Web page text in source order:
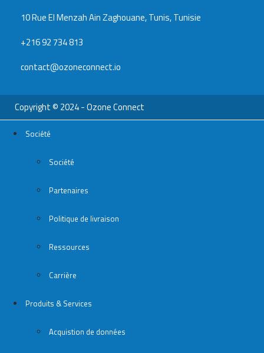
10 Rue El Menzah Ain Zaghouane, Tunis, Tunisie
+216 92 734 813
contact@ozoneconnect.io
Copyright © 2024 - Ozone Connect
Société
Société
Partenaires
Politique de livraison
Ressources
Carrière
Produits & Services
Acquistion de données